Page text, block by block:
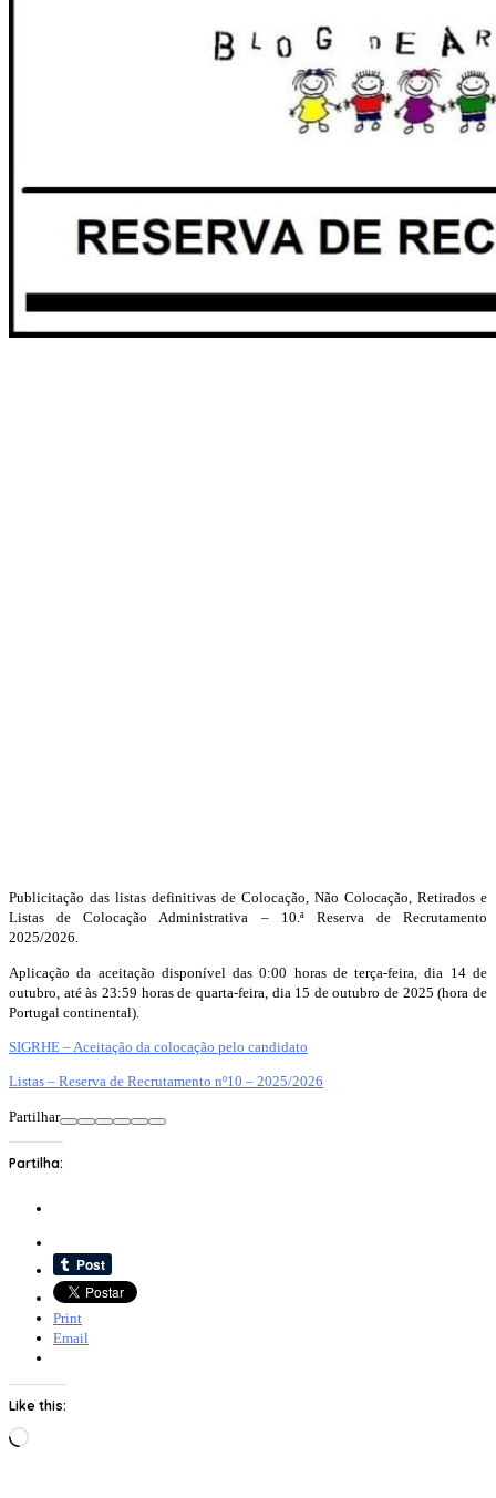
Publicitação das listas definitivas de Colocação, Não Colocação, Retirados e
Listas de Colocação Administrativa – 10.ª Reserva de Recrutamento
2025/2026.
Aplicação da aceitação disponível das 0:00 horas de terça-feira, dia 14 de
outubro, até às 23:59 horas de quarta-feira, dia 15 de outubro de 2025 (hora de
Portugal continental).
SIGRHE – Aceitação da colocação pelo candidato
Listas – Reserva de Recrutamento nº10 – 2025/2026
Partilhar
Partilha:
Print
Email
Like this:
Loading…